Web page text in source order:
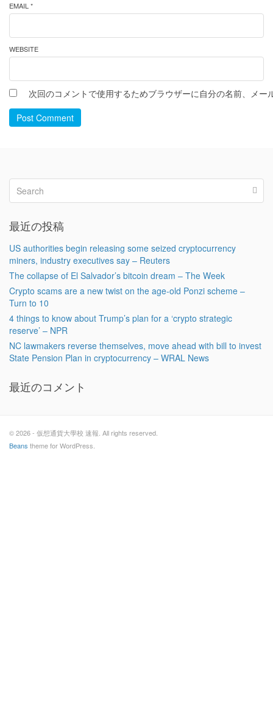
EMAIL *
WEBSITE
次回のコメントで使用するためブラウザーに自分の名前、メー
Post Comment
最近の投稿
US authorities begin releasing some seized cryptocurrency
miners, industry executives say – Reuters
The collapse of El Salvador’s bitcoin dream – The Week
Crypto scams are a new twist on the age-old Ponzi scheme –
Turn to 10
4 things to know about Trump’s plan for a ‘crypto strategic
reserve’ – NPR
NC lawmakers reverse themselves, move ahead with bill to invest
State Pension Plan in cryptocurrency – WRAL News
最近のコメント
© 2026 - 仮想通貨大學校 速報. All rights reserved.
Beans theme for WordPress.